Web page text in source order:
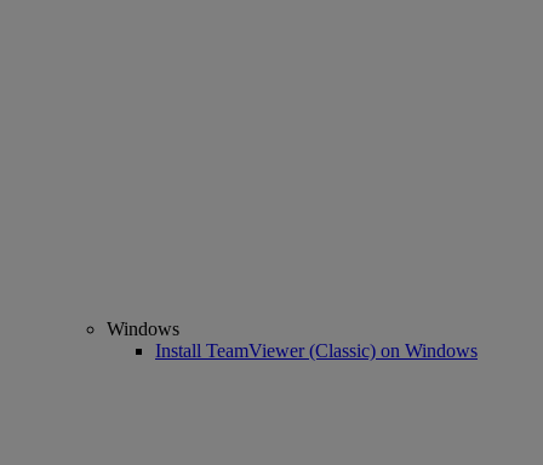
Windows
Install TeamViewer (Classic) on Windows